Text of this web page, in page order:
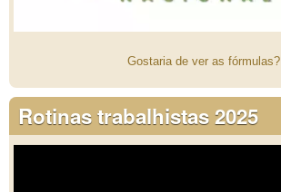
Gostaria de ver as fórmulas?
Rotinas trabalhistas 2025